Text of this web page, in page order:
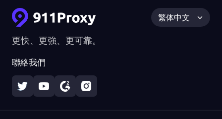
更快、更強、更可靠。
聯絡我們
繁体中文